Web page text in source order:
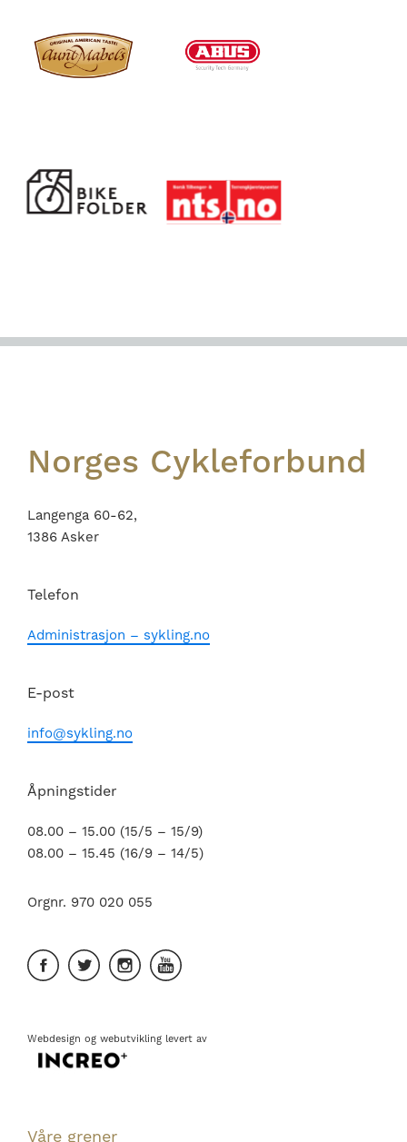
Footer
Norges Cykleforbund
Langenga 60-62,
1386 Asker
Telefon
Administrasjon – sykling.no
E-post
info@sykling.no
Åpningstider
08.00 – 15.00 (15/5 – 15/9)
08.00 – 15.45 (16/9 – 14/5)
Orgnr. 970 020 055
Webdesign og webutvikling levert av
Våre grener